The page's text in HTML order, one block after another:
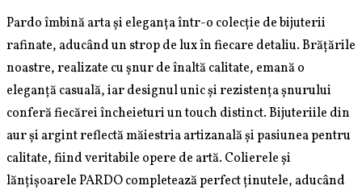
Pardo îmbină arta și eleganța într-o colecție de bijuterii
rafinate, aducând un strop de lux în fiecare detaliu. Brățările
noastre, realizate cu șnur de înaltă calitate, emană o
eleganță casuală, iar designul unic și rezistența șnurului
conferă fiecărei încheieturi un touch distinct. Bijuteriile din
aur și argint reflectă măiestria artizanală și pasiunea pentru
calitate, fiind veritabile opere de artă. Colierele și
lănțișoarele PARDO completează perfect ținutele, aducând